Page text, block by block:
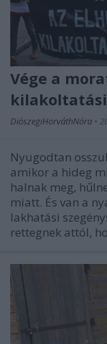
Vége a
DiószegiHorváthNóra •
Nyugodtan
amikor a hideg
halnak meg,
miatt. És van a
lakhatási
rettegnek attól,